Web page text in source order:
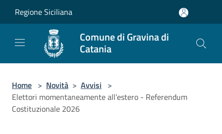
Regione Siciliana
Comune di Gravina di
Catania
Home > Novità > Avvisi >
Elettori momentaneamente all’estero - Referendum
Costituzionale 2026